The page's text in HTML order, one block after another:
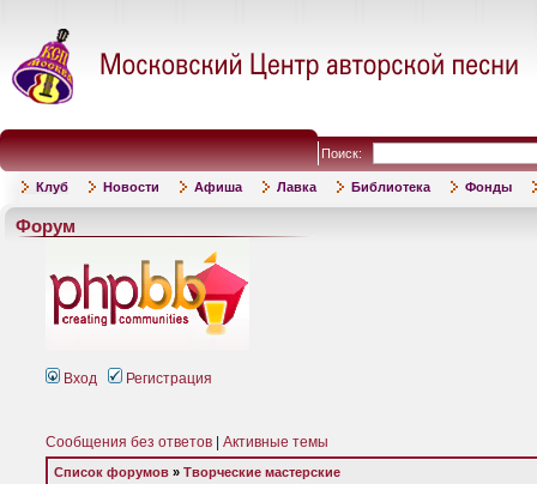
Поиск:
Клуб Новости Афиша Лавка Библиотека Фонды
Форум
Вход Регистрация
Сообщения без ответов Активные темы
Список форумов » Творческие мастерские